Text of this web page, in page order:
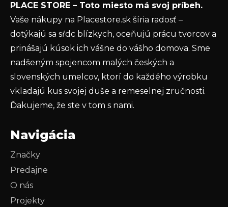
ochrany osobných údajov
PRIHLÁSIŤ SA
PLACE STORE – Toto miesto má svoj príbeh.
Vaše nákupy na Placestore.sk šíria radosť –
dotýkajú sa sŕdc blízkych, oceňujú prácu tvorcov a
prinášajú kúsok ich vášne do vášho domova. Sme
nadšeným spojencom malých českých a
slovenských umelcov, ktorí do každého výrobku
vkladajú kus svojej duše a remeselnej zručnosti.
Ďakujeme, že ste v tom s nami.
Navigácia
Značky
Predajne
O nás
Projekty